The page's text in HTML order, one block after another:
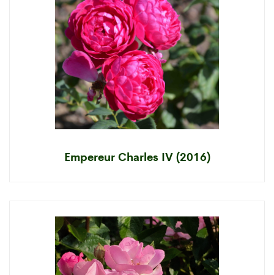
Empereur Charles IV (2016)